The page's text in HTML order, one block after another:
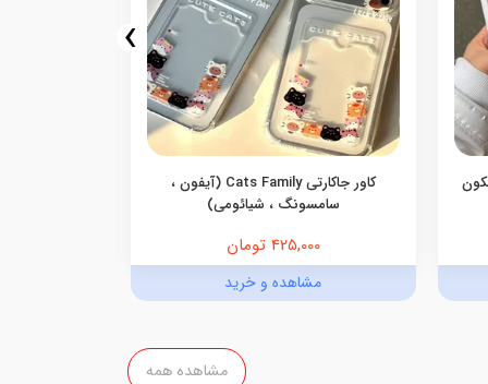
کاور جاکارتی Cats Family (آیفون ،
سامسونگ ، شیائومی)
425,000 تومان
مشاهده و خرید
›
مشاهده همه